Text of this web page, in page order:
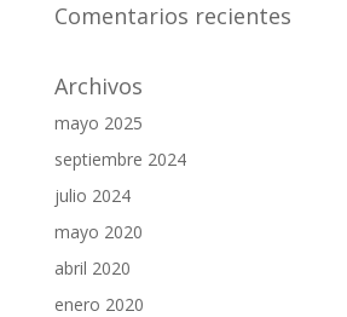
Comentarios recientes
Archivos
mayo 2025
septiembre 2024
julio 2024
mayo 2020
abril 2020
enero 2020